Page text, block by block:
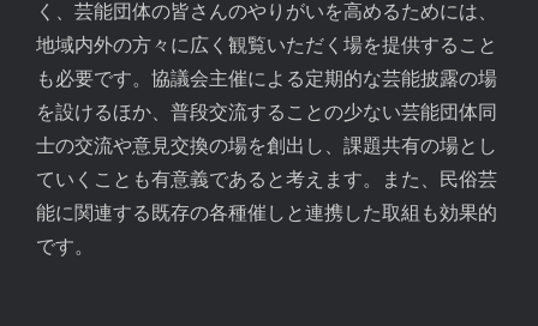
く、芸能団体の皆さんのやりがいを高めるためには、
地域内外の方々に広く観覧いただく場を提供すること
も必要です。協議会主催による定期的な芸能披露の場
を設けるほか、普段交流することの少ない芸能団体同
士の交流や意見交換の場を創出し、課題共有の場とし
ていくことも有意義であると考えます。また、民俗芸
能に関連する既存の各種催しと連携した取組も効果的
です。